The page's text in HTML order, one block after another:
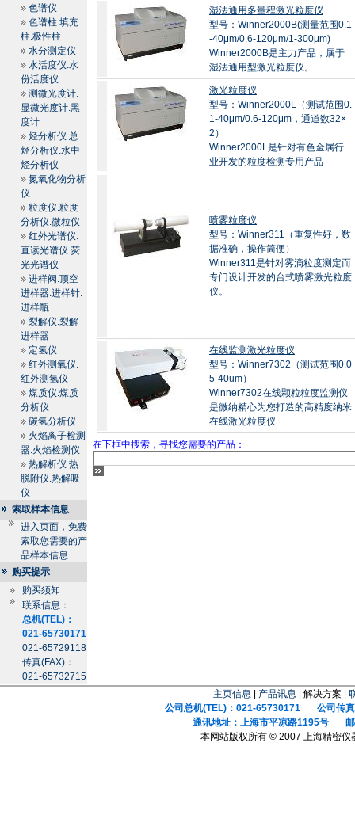
色谱仪
色谱柱.填充
柱.极性柱
水分测定仪
水活度仪.水
份活度仪
测微光度计.
显微光度计.黑
度计
烃分析仪.总
烃分析仪.水中
烃分析仪
氮氧化物分析
仪
粒度仪.粒度
分析仪.微粒仪
红外光谱仪.
直读光谱仪.荧
光光谱仪
进样阀.顶空
进样器.进样针.
进样瓶
裂解仪.裂解
进样器
定氢仪
红外测氧仪.
红外测氢仪
煤质仪.煤质
分析仪
碳氢分析仪
火焰离子检测
器.火焰检测仪
热解析仪.热
脱附仪.热解吸
仪
索取样本信息
进入页面，免费
索取您需要的产
品样本信息
购买提示
购买须知
联系信息：
总机(TEL)：
021-65730171
021-65729118
传真(FAX)：
021-65732715
湿法通用多量程激光粒度仪
型号：Winner2000B(测量范围0.1
-40μm/0.6-120μm/1-300μm)
Winner2000B是主力产品，属于
湿法通用型激光粒度仪。
激光粒度仪
型号：Winner2000L（测试范围0.
1-40μm/0.6-120μm，通道数32×
2）
Winner2000L是针对有色金属行
业开发的粒度检测专用产品
喷雾粒度仪
型号：Winner311（重复性好，数
据准确，操作简便）
Winner311是针对雾滴粒度测定而
专门设计开发的台式喷雾激光粒度
仪。
在线监测激光粒度仪
型号：Winner7302（测试范围0.0
5-40um）
Winner7302在线颗粒粒度监测仪
是微纳精心为您打造的高精度纳米
在线激光粒度仪
在下框中搜索，寻找您需要的产品：
主页信息 产品讯息 | 解决方案 |
公司总机(TEL)：021-65730171 公司传真
通讯地址：上海市平凉路1195号 邮
本网站版权所有 © 2007 上海精密仪